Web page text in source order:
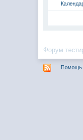
Форум
Помощь